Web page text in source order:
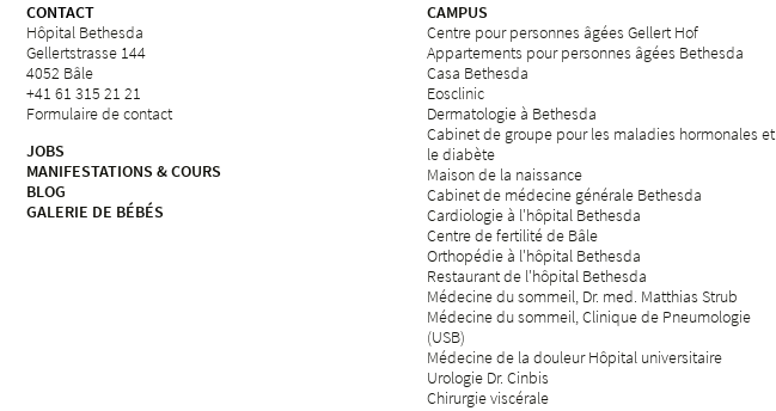
CONTACT
Hôpital Bethesda
Gellertstrasse 144
4052 Bâle
+41 61 315 21 21
Formulaire de contact
JOBS
MANIFESTATIONS & COURS
BLOG
GALERIE DE BÉBÉS
CAMPUS
Centre pour personnes âgées Gellert Hof
Appartements pour personnes âgées Bethesda
Casa Bethesda
Eosclinic
Dermatologie à Bethesda
Cabinet de groupe pour les maladies hormonales et
le diabète
Maison de la naissance
Cabinet de médecine générale Bethesda
Cardiologie à l'hôpital Bethesda
Centre de fertilité de Bâle
Orthopédie à l'hôpital Bethesda
Restaurant de l'hôpital Bethesda
Médecine du sommeil, Dr. med. Matthias Strub
Médecine du sommeil, Clinique de Pneumologie
(USB)
Médecine de la douleur Hôpital universitaire
Urologie Dr. Cinbis
Chirurgie viscérale